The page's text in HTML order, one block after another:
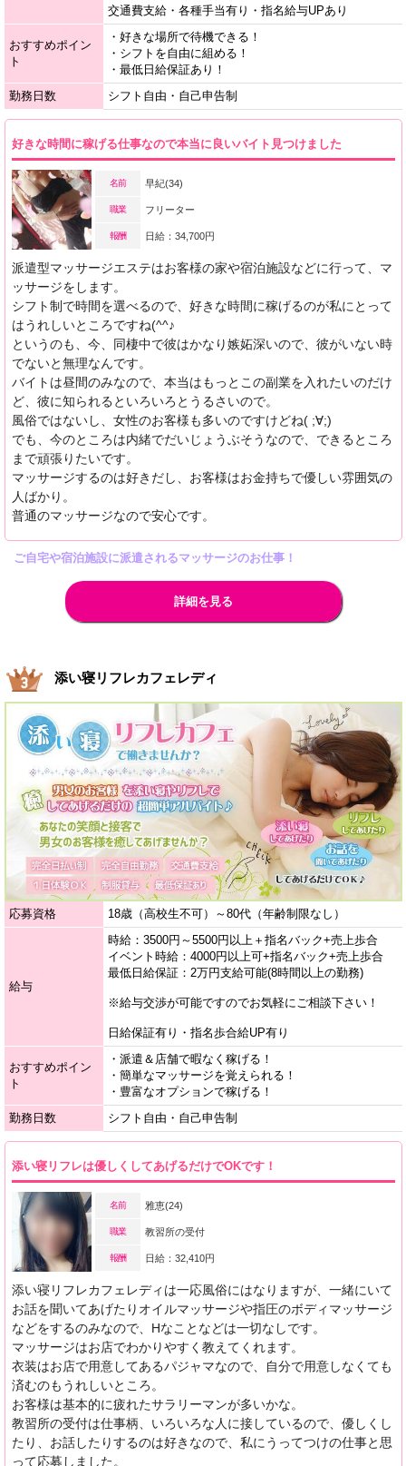
交通費支給・各種手当有り・指名給与UPあり
おすすめポイン
ト
・好きな場所で待機できる！
・シフトを自由に組める！
・最低日給保証あり！
勤務日数
シフト自由・自己申告制
好きな時間に稼げる仕事なので本当に良いバイト見つけました
名前 早紀(34)
職業 フリーター
報酬 日給：34,700円
派遣型マッサージエステはお客様の家や宿泊施設などに行って、マ
ッサージをします。
シフト制で時間を選べるので、好きな時間に稼げるのが私にとって
はうれしいところですね(^^♪
というのも、今、同棲中で彼はかなり嫉妬深いので、彼がいない時
でないと無理なんです。
バイトは昼間のみなので、本当はもっとこの副業を入れたいのだけ
ど、彼に知られるといろいろとうるさいので。
風俗ではないし、女性のお客様も多いのですけどね( ;∀;)
でも、今のところは内緒でだいじょうぶそうなので、できるところ
まで頑張りたいです。
マッサージするのは好きだし、お客様はお金持ちで優しい雰囲気の
人ばかり。
普通のマッサージなので安心です。
ご自宅や宿泊施設に派遣されるマッサージのお仕事！
詳細を見る
添い寝リフレカフェレディ
応募資格 18歳（高校生不可）～80代（年齢制限なし）
給与
時給：3500円～5500円以上＋指名バック+売上歩合
イベント時給：4000円以上可+指名バック+売上歩合
最低日給保証：2万円支給可能(8時間以上の勤務)
※給与交渉が可能ですのでお気軽にご相談下さい！
日給保証有り・指名歩合給UP有り
おすすめポイン
ト
・派遣＆店舗で暇なく稼げる！
・簡単なマッサージを覚えられる！
・豊富なオプションで稼げる！
勤務日数
シフト自由・自己申告制
添い寝リフレは優しくしてあげるだけでOKです！
名前 雅恵(24)
職業 教習所の受付
報酬 日給：32,410円
添い寝リフレカフェレディは一応風俗にはなりますが、一緒にいて
お話を聞いてあげたりオイルマッサージや指圧のボディマッサージ
などをするのみなので、Hなことなどは一切なしです。
マッサージはお店でわかりやすく教えてくれます。
衣装はお店で用意してあるパジャマなので、自分で用意しなくても
済むのもうれしいところ。
お客様は基本的に疲れたサラリーマンが多いかな。
教習所の受付は仕事柄、いろいろな人に接しているので、優しくし
たり、お話したりするのは好きなので、私にうってつけの仕事と思
って応募しました。